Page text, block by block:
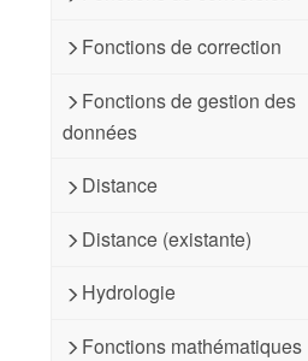
Fonctions de correction
Fonctions de gestion des
données
Distance
Distance (existante)
Hydrologie
Fonctions mathématiques